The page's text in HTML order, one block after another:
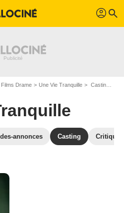
profil search
Films Drame Une Vie Tranquille Casting Une Vie Tranquille
annonces Casting